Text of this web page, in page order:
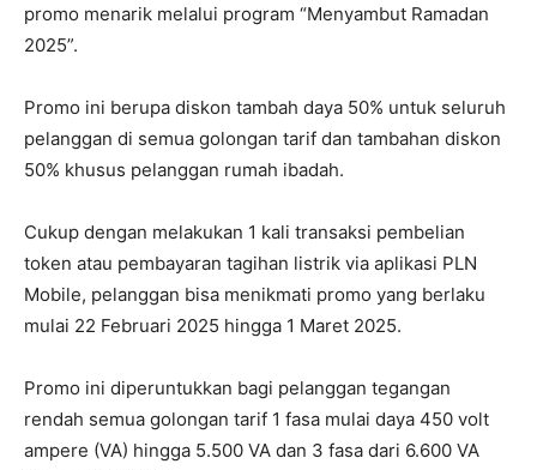
promo menarik melalui program “Menyambut Ramadan
2025”.
Promo ini berupa diskon tambah daya 50% untuk seluruh
pelanggan di semua golongan tarif dan tambahan diskon
50% khusus pelanggan rumah ibadah.
Cukup dengan melakukan 1 kali transaksi pembelian
token atau pembayaran tagihan listrik via aplikasi PLN
Mobile, pelanggan bisa menikmati promo yang berlaku
mulai 22 Februari 2025 hingga 1 Maret 2025.
Promo ini diperuntukkan bagi pelanggan tegangan
rendah semua golongan tarif 1 fasa mulai daya 450 volt
ampere (VA) hingga 5.500 VA dan 3 fasa dari 6.600 VA